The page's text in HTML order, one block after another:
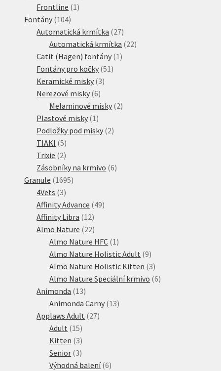
Frontline 1 1
Fontány 104104
produktů
Automatická krmítka 2727
produktů
Automatická krmítka 2222
Catit (Hagen) fontány 1 1
Fontány pro kočky 51 51
Keramické misky 33
Nerezové misky 66
produktů
Melaminové misky 22
Plastové misky 1 1
produkt
Podložky pod misky 22
TIAKI 55
produktů
Trixie 22
produkty
Zásobníky na krmivo 66
Granule 16951695
4Vets 33
produkty
Affinity Advance 4949
Affinity Libra 1212
produktů
Almo Nature 2222
produktů
Almo Nature HFC 1 1
produkt
Almo Nature Holistic Adult 99
produktů
Almo Nature Holistic Kitten 33
produkty
Almo Nature Speciální krmivo 66
Animonda 1313
produktů
Animonda Carny 1313
Applaws Adult 2727
Adult 1515
produktů
Kitten 33
produkty
Senior 33
produkty
Výhodná balení 66